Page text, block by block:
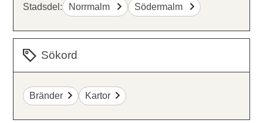
Stadsdel: Norrmalm Södermalm
Sökord
Bränder Kartor